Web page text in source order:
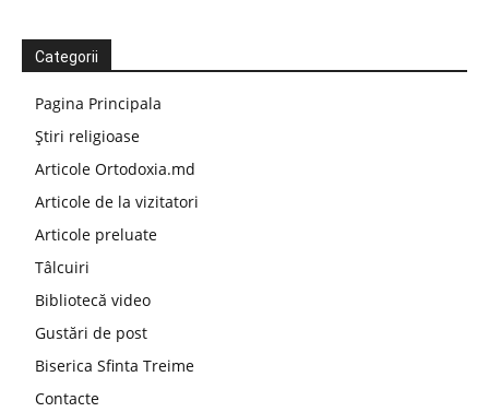
Categorii
Pagina Principala
Știri religioase
Articole Ortodoxia.md
Articole de la vizitatori
Articole preluate
Tâlcuiri
Bibliotecă video
Gustări de post
Biserica Sfinta Treime
Contacte